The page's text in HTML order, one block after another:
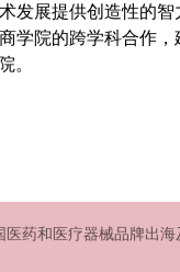
发展提供创造性的智
学院的跨学科合作，
。
医药和医疗器械品牌出海